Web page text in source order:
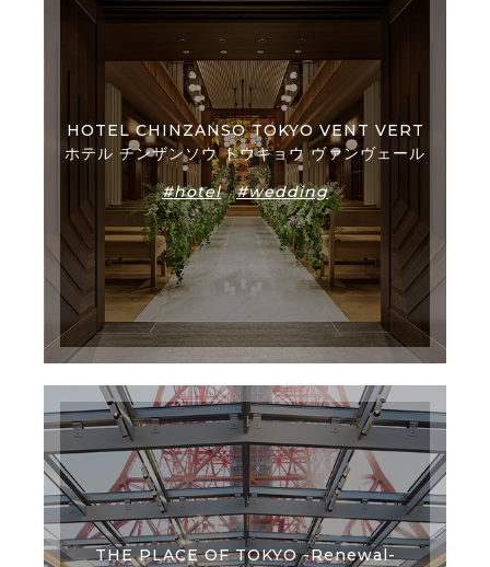
HOTEL CHINZANSO TOKYO VENT VERT
ホテル チンザンソウ トウキョウ ヴァンヴェール
#hotel
#wedding
THE PLACE OF TOKYO -Renewal-